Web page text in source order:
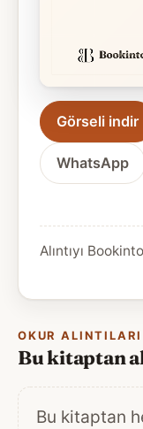
Görseli indir
WhatsApp
Alıntıyı
OKUR ALINTILARI
Bu kitaptan
Bu kitaptan